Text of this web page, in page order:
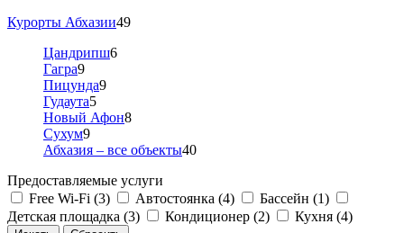
Курорты Абхазии49
Цандрипш6
Гагра9
Пицунда9
Гудаута5
Новый Афон8
Сухум9
Абхазия – все объекты40
Предоставляемые услуги
Free Wi-Fi (3)
Автостоянка (4)
Бассейн (1)
Детская площадка (3)
Кондиционер (2) Кухня (4)